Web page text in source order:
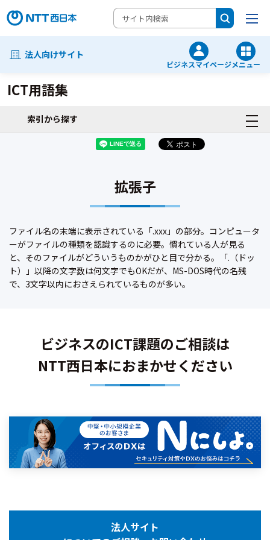
法人向けサイト
ビジネスマイページメニュー
ICT用語集
索引から探す
拡張子
ファイル名の末端に表示されている「.xxx」の部分。コンピュータ
ーがファイルの種類を認識するのに必要。慣れている人が見る
と、そのファイルがどういうものかがひと目で分かる。「.（ドッ
ト）」以降の文字数は何文字でもOKだが、MS-DOS時代の名残
で、3文字以内におさえられているものが多い。
ビジネスのICT課題のご相談は
NTT西日本におまかせください
法人サイト